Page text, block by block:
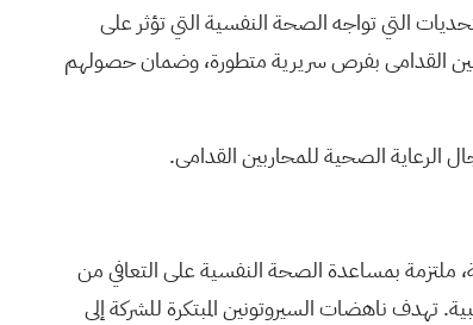
التي تواجه الصحة النفسية التي تؤثر على
القدامى بفرص سريرية متطورة، وضمان حصولهم
ملتزمة بمساعدة الصحة النفسية على التعافي من
تهدف ناهضات السيروتونين المبتكرة للشركة إلى